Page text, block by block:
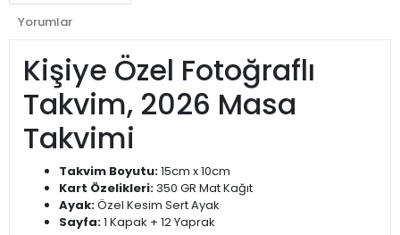
Yorumlar
Kişiye Özel Fotoğraflı
Takvim, 2026 Masa
Takvimi
Takvim Boyutu:15cm x 10cm
Kart Özelikleri:350 GR Mat Kağıt
Ayak:Özel Kesim Sert Ayak
Sayfa:1 Kapak + 12 Yaprak